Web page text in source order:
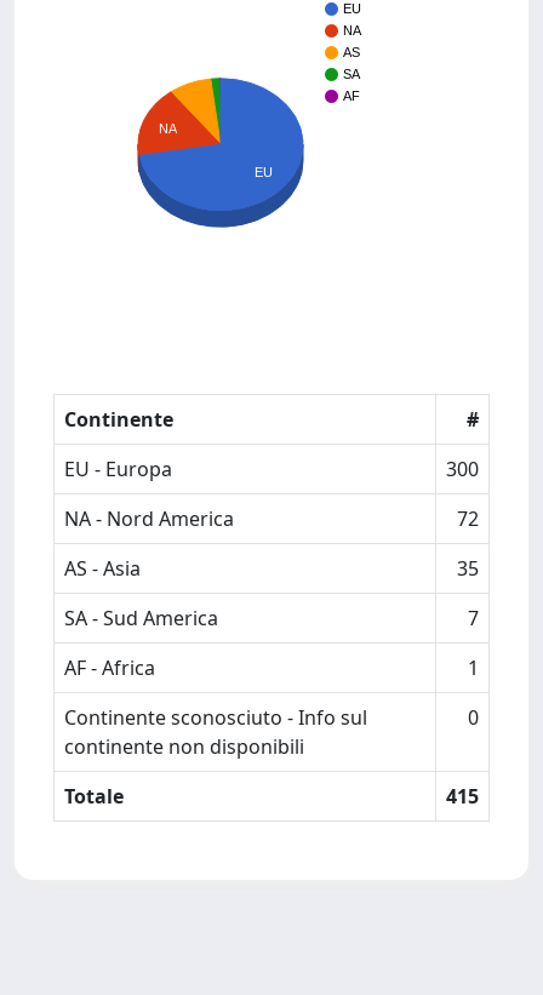
EU
NA
AS
SA
AF
NA
EU
Continente
#
EU - Europa
300
NA - Nord America
72
AS - Asia
35
SA - Sud America
7
AF - Africa
1
Continente sconosciuto - Info sul
continente non disponibili
0
Totale 415